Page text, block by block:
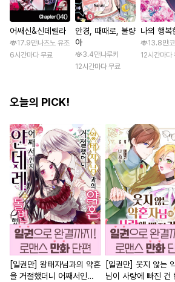
어쌔신&신데렐라
17.9만나츠노 유조
6시간마다 무료
안경, 때때로, 불량
아
3.4만나루키
12시간마다 무료
나의 행복
13.8만
12시간마다
오늘의 PICK!
[일권만] 왕태자님과의 약혼
을 거절했더니 어째서인지
[일권만] 웃지 않는
님이 사랑에 빠진 건